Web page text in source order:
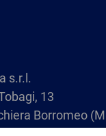
s.r.l.
13
Borromeo